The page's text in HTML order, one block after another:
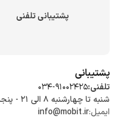
پشتیبانی تلفنی
پشتیبانی
تلفنی:034-91002425
شنبه تا چهارشنبه ۸ الی ۲۱ - پنجشنبه 8 الی ۲۰:۳۰
ایمیل:info@mobit.ir